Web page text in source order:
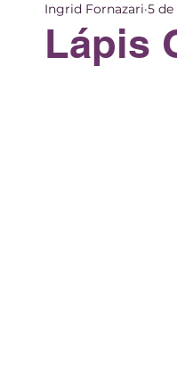
Fundamentos do
Lápis
Ingrid Fornazari 5 de